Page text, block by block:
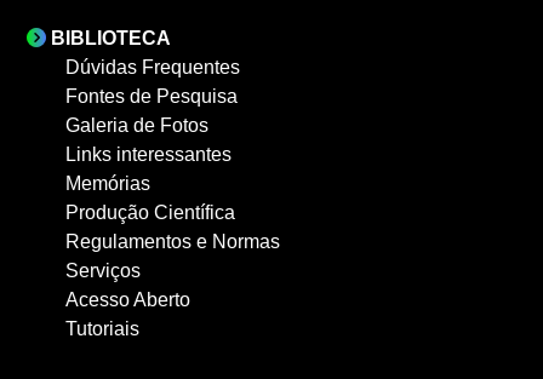
BIBLIOTECA
Dúvidas Frequentes
Fontes de Pesquisa
Galeria de Fotos
Links interessantes
Memórias
Produção Científica
Regulamentos e Normas
Serviços
Acesso Aberto
Tutoriais